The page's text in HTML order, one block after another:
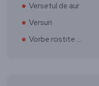
Versetul de aur
Versuri
Vorbe rostite ….